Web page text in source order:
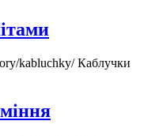
kabluchky/Каблучки